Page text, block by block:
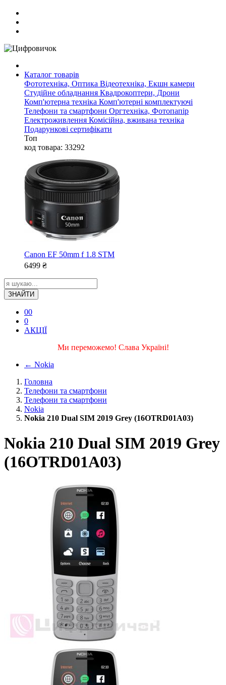
Каталог товарів
Фототехніка, Оптика Відеотехніка, Екшн камери
Студійне обладнання Квадрокоптери, Дрони
Комп'ютерна техніка Комп'ютерні комплектуючі
Телефони та смартфони Оргтехніка, Фотопапір
Електроживлення Комісійна, вживана техніка
Подарункові сертифікати
Топ
код товара: 33292
Canon EF 50mm f 1.8 STM
6499 ₴
ЗНАЙТИ
00
0
АКЦІЇ
Ми переможемо! Слава Україні!
← Nokia
Головна
Телефони та смартфони
Телефони та смартфони
Nokia
Nokia 210 Dual SIM 2019 Grey (16OTRD01A03)
Nokia 210 Dual SIM 2019 Grey
(16OTRD01A03)